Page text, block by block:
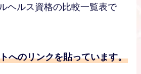
ヘルス資格の比較一覧表で
へのリンクを貼っています。